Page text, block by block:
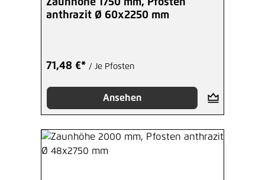
anthrazit Ø 60x2250 mm
71,48 €* / Je Pfosten
Ansehen